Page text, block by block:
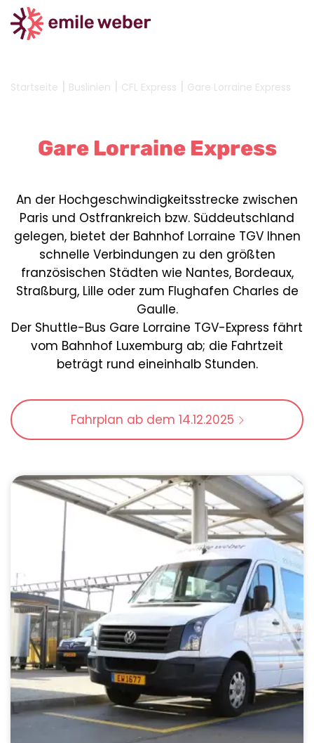
Startseite | Buslinien | CFL Express | Gare Lorraine Express
Gare Lorraine Express
An der Hochgeschwindigkeitsstrecke zwischen
Paris und Ostfrankreich bzw. Süddeutschland
gelegen, bietet der Bahnhof Lorraine TGV Ihnen
schnelle Verbindungen zu den größten
französischen Städten wie Nantes, Bordeaux,
Straßburg, Lille oder zum Flughafen Charles de
Gaulle.
Der Shuttle-Bus Gare Lorraine TGV-Express fährt
vom Bahnhof Luxemburg ab; die Fahrtzeit
beträgt rund eineinhalb Stunden.
Fahrplan ab dem 14.12.2025